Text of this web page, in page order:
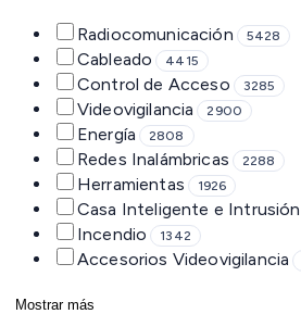
Radiocomunicación 5428
Cableado 4415
Control de Acceso 3285
Videovigilancia 2900
Energía 2808
Redes Inalámbricas 2288
Herramientas 1926
Casa Inteligente e Intrusión
Incendio 1342
Accesorios Videovigilancia
Mostrar más